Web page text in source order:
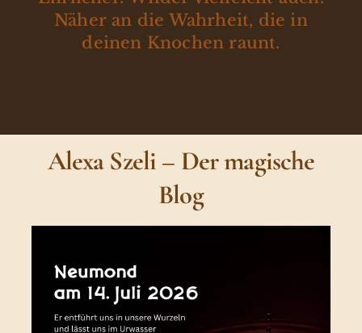
Näher an die Wahrheit, die in
deinen Knochen raunt.
Alexa Szeli – Der magische
Blog